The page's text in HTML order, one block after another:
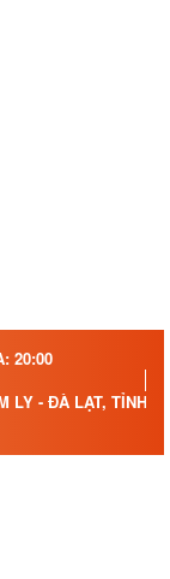
20:00
LY - ĐÀ LẠT, TỈNH